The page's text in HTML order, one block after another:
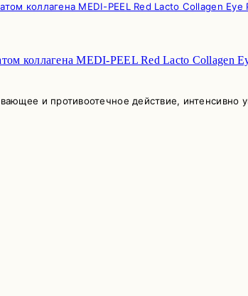
коллагена MEDI-PEEL Red Lacto Collagen
и противоотечное действие, интенсивно